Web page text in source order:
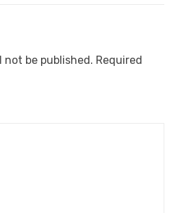
not be published. Required